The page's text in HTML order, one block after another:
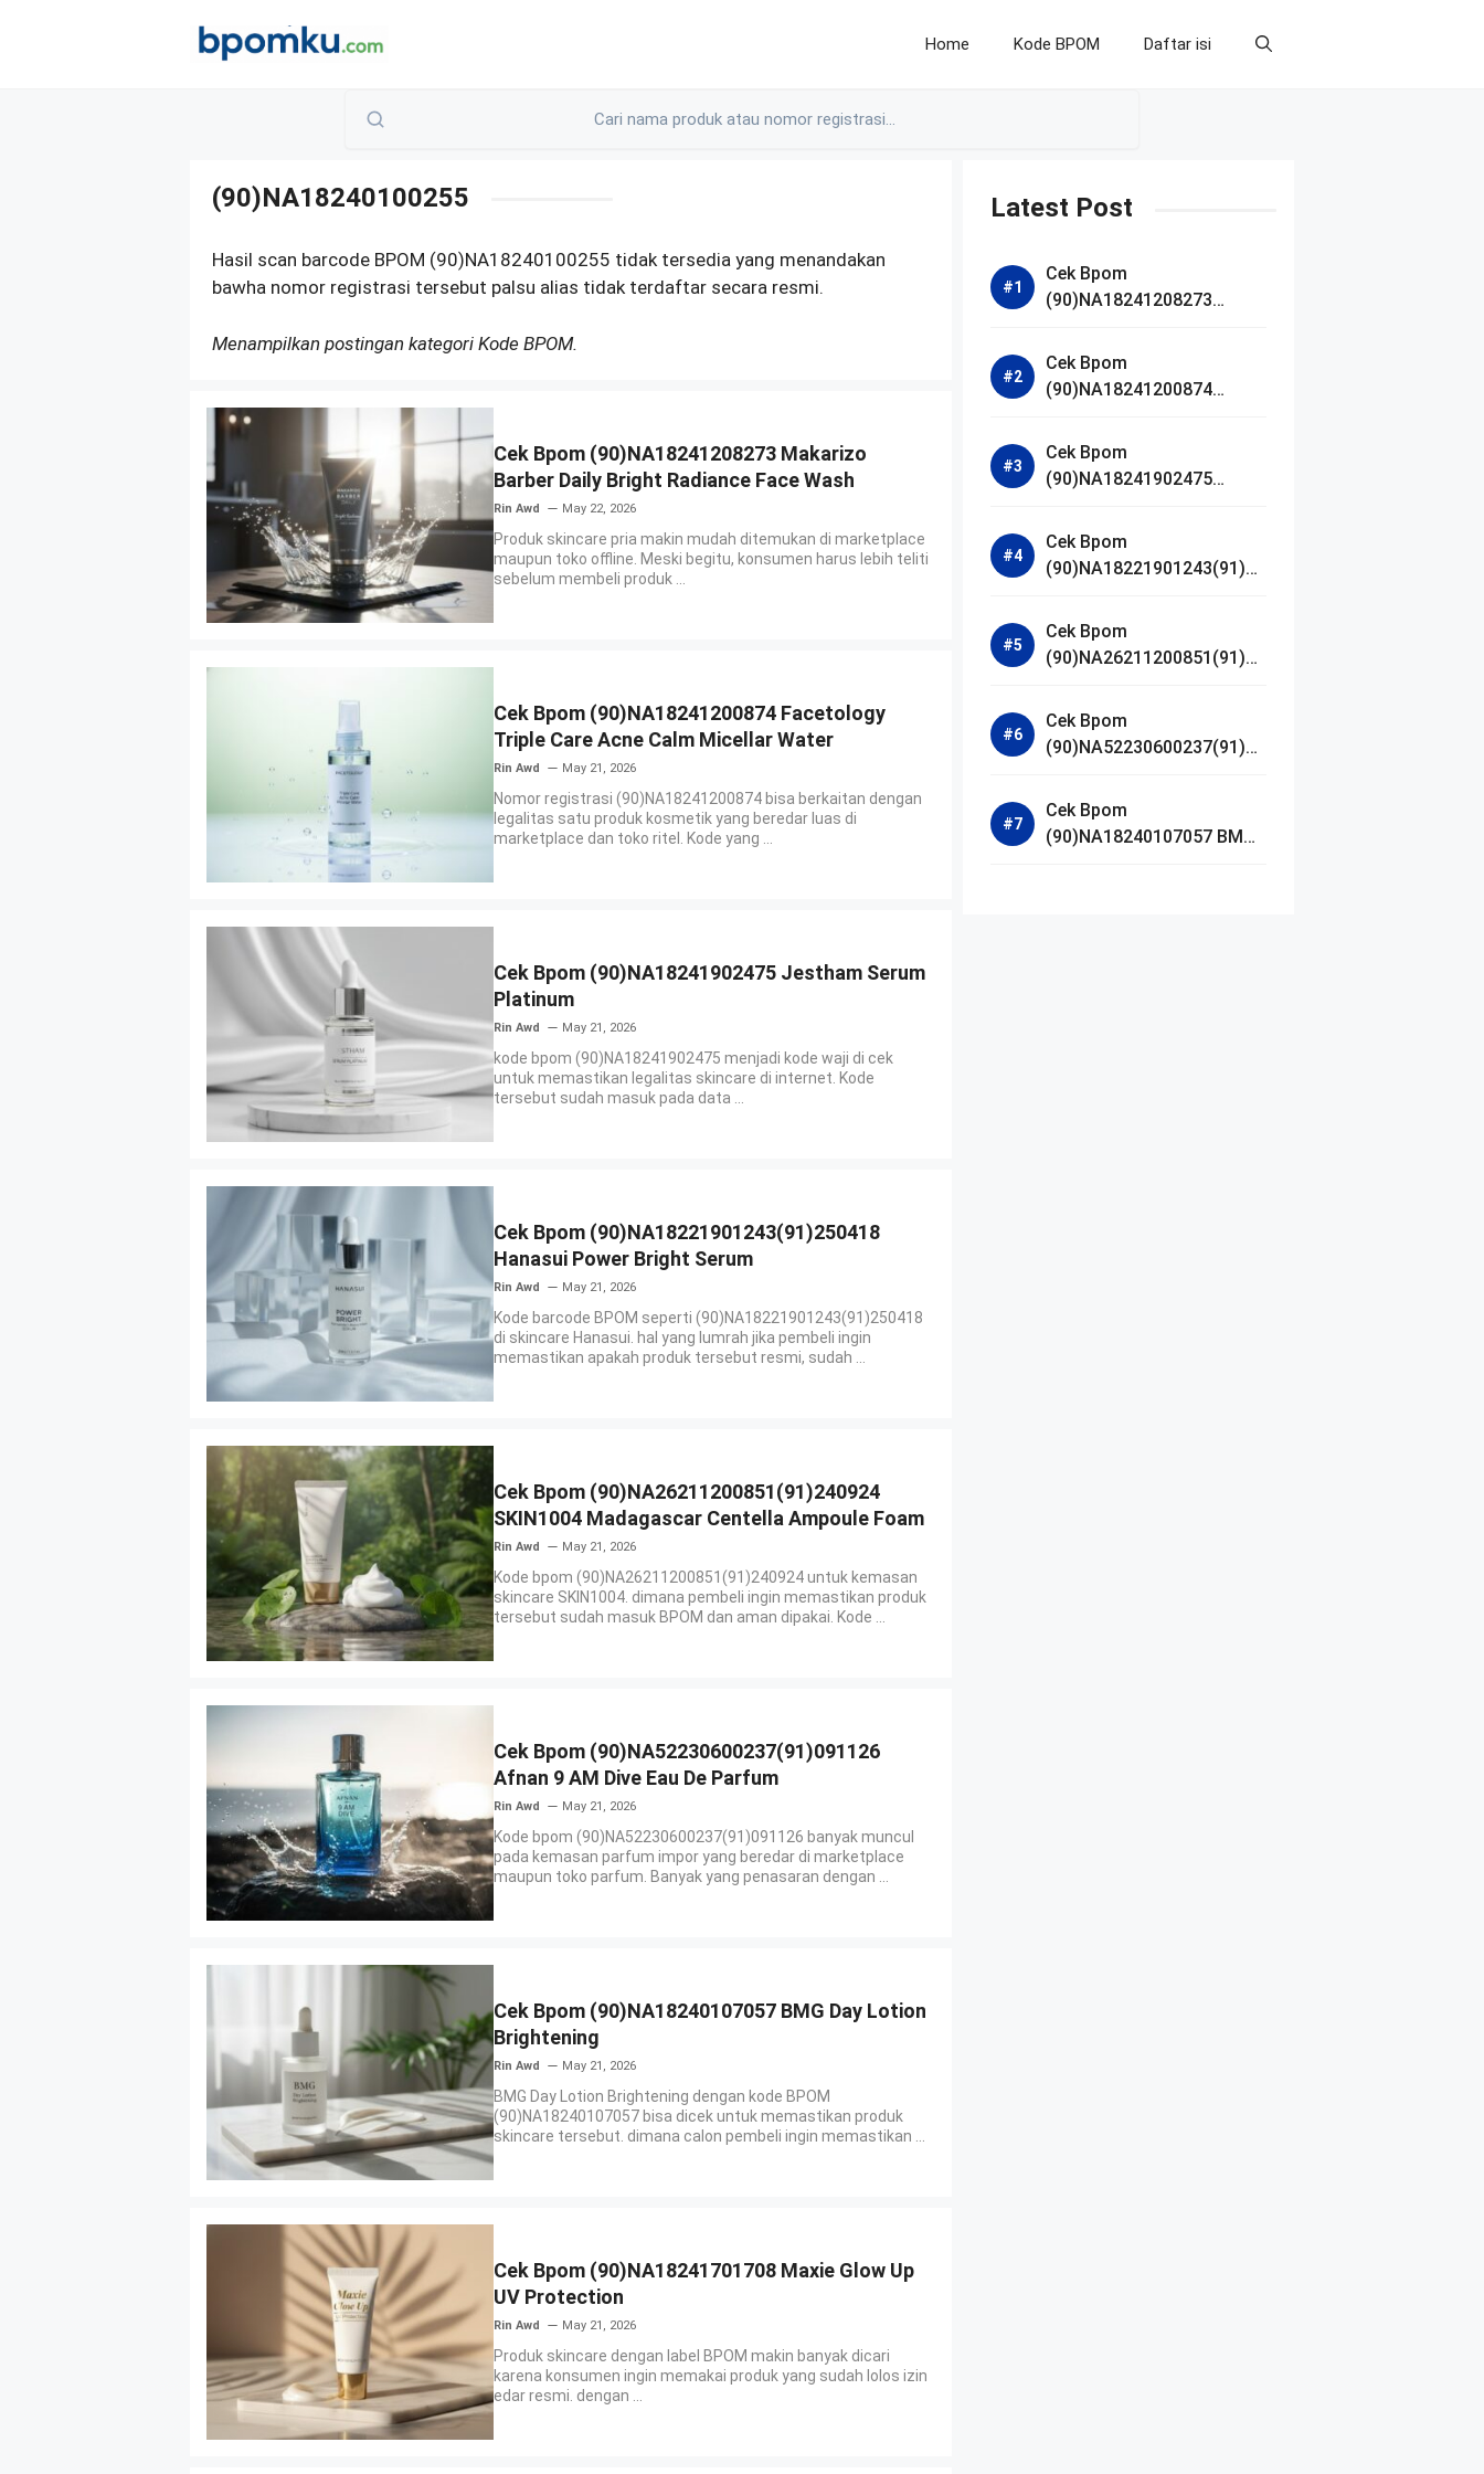
Home Kode BPOM Daftar isi
(90)NA18240100255
Hasil scan barcode BPOM (90)NA18240100255 tidak tersedia yang menandakan
bawha nomor registrasi tersebut palsu alias tidak terdaftar secara resmi.
Menampilkan postingan kategori Kode BPOM.
Cek Bpom (90)NA18241208273 Makarizo
Barber Daily Bright Radiance Face Wash
Rin Awd May 22, 2026
Produk skincare pria makin mudah ditemukan di marketplace
maupun toko offline. Meski begitu, konsumen harus lebih teliti
sebelum membeli produk ...
Cek Bpom (90)NA18241200874 Facetology
Triple Care Acne Calm Micellar Water
Rin Awd May 21, 2026
Nomor registrasi (90)NA18241200874 bisa berkaitan dengan
legalitas satu produk kosmetik yang beredar luas di
marketplace dan toko ritel. Kode yang ...
Cek Bpom (90)NA18241902475 Jestham Serum
Platinum
Rin Awd May 21, 2026
kode bpom (90)NA18241902475 menjadi kode waji di cek
untuk memastikan legalitas skincare di internet. Kode
tersebut sudah masuk pada data ...
Cek Bpom (90)NA18221901243(91)250418
Hanasui Power Bright Serum
Rin Awd May 21, 2026
Kode barcode BPOM seperti (90)NA18221901243(91)250418
di skincare Hanasui. hal yang lumrah jika pembeli ingin
memastikan apakah produk tersebut resmi, sudah ...
Cek Bpom (90)NA26211200851(91)240924
SKIN1004 Madagascar Centella Ampoule Foam
Rin Awd May 21, 2026
Kode bpom (90)NA26211200851(91)240924 untuk kemasan
skincare SKIN1004. dimana pembeli ingin memastikan produk
tersebut sudah masuk BPOM dan aman dipakai. Kode ...
Cek Bpom (90)NA52230600237(91)091126
Afnan 9 AM Dive Eau De Parfum
Rin Awd May 21, 2026
Kode bpom (90)NA52230600237(91)091126 banyak muncul
pada kemasan parfum impor yang beredar di marketplace
maupun toko parfum. Banyak yang penasaran dengan ...
Cek Bpom (90)NA18240107057 BMG Day Lotion
Brightening
Rin Awd May 21, 2026
BMG Day Lotion Brightening dengan kode BPOM
(90)NA18240107057 bisa dicek untuk memastikan produk
skincare tersebut. dimana calon pembeli ingin memastikan ...
Cek Bpom (90)NA18241701708 Maxie Glow Up
UV Protection
Rin Awd May 21, 2026
Produk skincare dengan label BPOM makin banyak dicari
karena konsumen ingin memakai produk yang sudah lolos izin
edar resmi. dengan ...
Latest Post
Cek Bpom
(90)NA18241208273
Bright Radiance Face
Wash
Cek Bpom
(90)NA18241200874
Acne Calm Micellar Water
Cek Bpom
(90)NA18241902475
Cek Bpom
(90)NA18221901243(91)25
Serum
Cek Bpom
(90)NA26211200851(91)24
Madagascar Centella
Ampoule Foam
Cek Bpom
(90)NA52230600237(91)09
De Parfum
Cek Bpom
(90)NA18240107057 BMG